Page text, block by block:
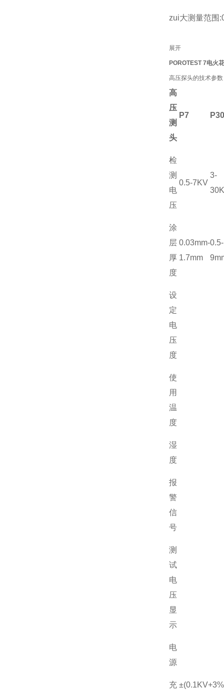
zui大测量范围
展开
POROTEST 7电火
高压探头的技术参数
高
压
测
头
P7 P30
检
测
电
压
0.5-7KV
3-
涂
层
厚
度
0.03mm-
1.7mm
0.5-
设
定
电
压
度
使
用
温
度
湿
度
报
警
信
号
测
试
电
压
显
示
电
源
充